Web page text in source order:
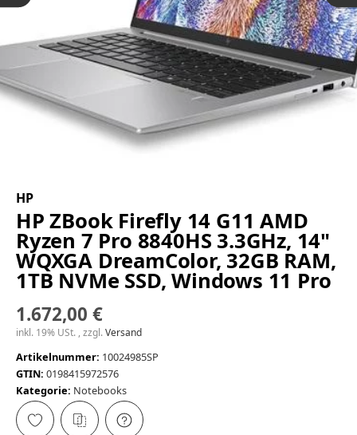
HP
HP ZBook Firefly 14 G11 AMD
Ryzen 7 Pro 8840HS 3.3GHz, 14"
WQXGA DreamColor, 32GB RAM,
1TB NVMe SSD, Windows 11 Pro
1.672,00 €
inkl. 19% USt. , zzgl.Versand
Artikelnummer: 10024985SP
GTIN: 0198415972576
Kategorie: Notebooks